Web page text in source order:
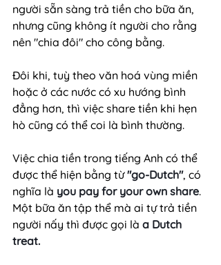
người sẵn sàng trả tiền cho bữa ăn,
nhưng cũng không ít người cho rằng
nên "chia đôi" cho công bằng.
Đôi khi, tuỳ theo văn hoá vùng miền
hoặc ở các nước có xu hướng bình
đẳng hơn, thì việc share tiền khi hẹn
hò cũng có thể coi là bình thường.
Việc chia tiền trong tiếng Anh có thể
được thể hiện bằng từ "go-Dutch", có
nghĩa là you pay for your own share.
Một bữa ăn tập thể mà ai tự trả tiền
người nấy thì được gọi là a Dutch
treat.